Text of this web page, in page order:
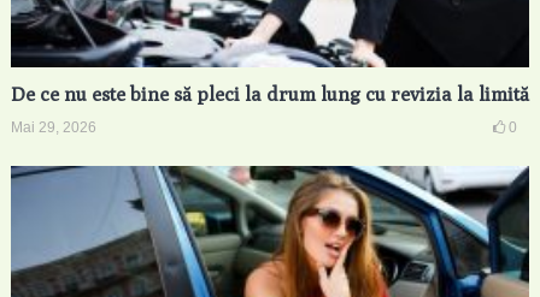
De ce nu este bine să pleci la drum lung cu revizia la limită
Mai 29, 2026 0